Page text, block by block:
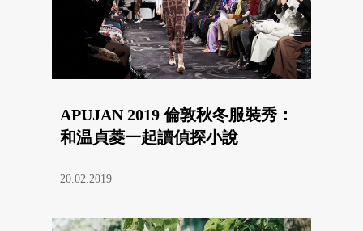
APUJAN 2019 倫敦秋冬服裝秀：
和温貞菱一起讀偵探小說
20.02.2019